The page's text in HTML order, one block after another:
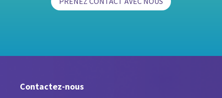
Contactez-nous